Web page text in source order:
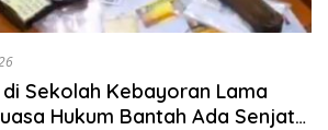
Sekolah Kebayoran Lama
Hukum Bantah Ada Senjata